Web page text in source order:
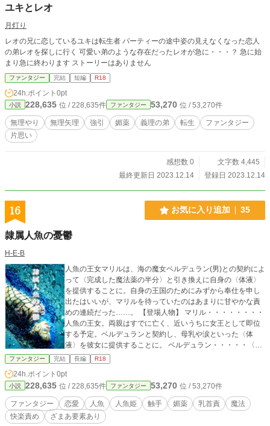
ユキとレオ
月灯り
レオの兄に恋しているユキは転生者 パーティーの途中姿の見えなくなった恋人
の弟レオを探しに行く 可愛い弟のような存在だったレオが急に・・・？ 急に始
まり急に終わります ストーリーはありません
ファンタジー 完結 短編 R18
24h.ポイント 0pt
小説 228,635 位 / 228,635件 ファンタジー 53,270 位 / 53,270件
無理やり 無理矢理 強引 媚薬 義理の弟 転生
ファンタジー
片思い
感想数 0
文字数 4,445
最終更新日 2023.12.14
登録日 2023.12.14
16 お気に入り追加 35
隷属人魚の憂鬱
H-E-B
人魚の王女マリルは、海の魔女ベルデュラン(男)との契約によ
って〈完成した魔法薬の半分〉と引き換えに自身の〈体液〉
を提供することに。自身の王国のためにみずから奉仕を申し
出たはいいが、マリルを待っていたのはあまりに甘やかな責
めの連続だった……。 【登場人物】 マリル・・・・・・・・
人魚の王女。両親はすでに亡く、近いうちに女王として即位
する予定。ベルデュランと契約し、母乳や涙といった〈体
液〉を彼女に提供することに。 ベルデュラン・・・・・〈海
の魔女〉。下半身はタコ。身体的な性別は〈男性〉だが、長
い年月を生きるうちに性別を超越した存在になりつつある。
魔法薬の原料として貴重な人魚の体液を安定的に得たいと思
っており、マリルに取引を持ちかける。 ラスティア
ン・・・・・ベルデュランの弟子。穏やかで優美な黒髪の青
年。下半身はタコとカニを混ぜたようなやや異形の姿をして
いる。マリルの体液を採取する作業を補助する。 カイゼ
ファンタジー 完結 長編 R18
24h.ポイント 0pt
小説 228,635 位 / 228,635件 ファンタジー 53,270 位 / 53,270件
ファンタジー 恋愛 人魚 人魚姫 触手 媚薬 乳首責
魔法
快楽責め
ざまあ要素あり